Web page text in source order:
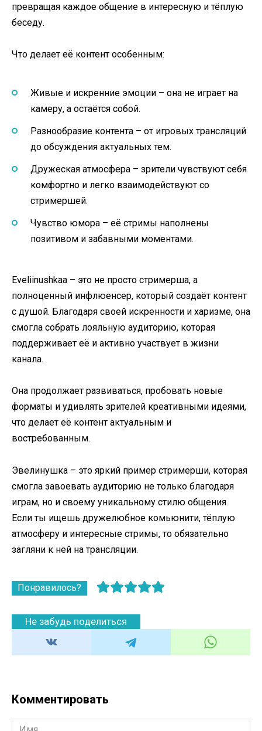
превращая каждое общение в интересную и тёплую
беседу.
Что делает её контент особенным:
Живые и искренние эмоции – она не играет на
камеру, а остаётся собой.
Разнообразие контента – от игровых трансляций
до обсуждения актуальных тем.
Дружеская атмосфера – зрители чувствуют себя
комфортно и легко взаимодействуют со
стримершей.
Чувство юмора – её стримы наполнены
позитивом и забавными моментами.
Eveliinushkaa – это не просто стримерша, а
полноценный инфлюенсер, который создаёт контент
с душой. Благодаря своей искренности и харизме, она
смогла собрать лояльную аудиторию, которая
поддерживает её и активно участвует в жизни
канала.
Она продолжает развиваться, пробовать новые
форматы и удивлять зрителей креативными идеями,
что делает её контент актуальным и
востребованным.
Эвелинушка – это яркий пример стримерши, которая
смогла завоевать аудиторию не только благодаря
играм, но и своему уникальному стилю общения.
Если ты ищешь дружелюбное комьюнити, тёплую
атмосферу и интересные стримы, то обязательно
загляни к ней на трансляции.
Понравилось?
Не забудь поделиться
Комментировать
Имя